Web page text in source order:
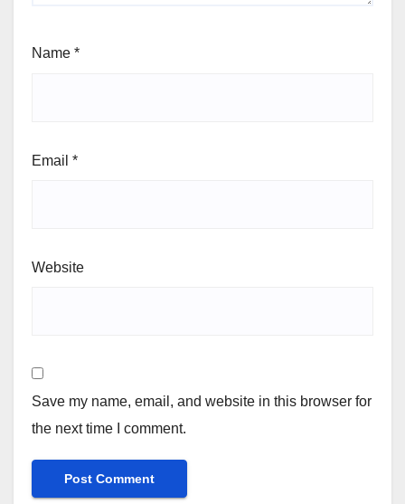
Name *
Email *
Website
Save my name, email, and website in this browser for
the next time I comment.